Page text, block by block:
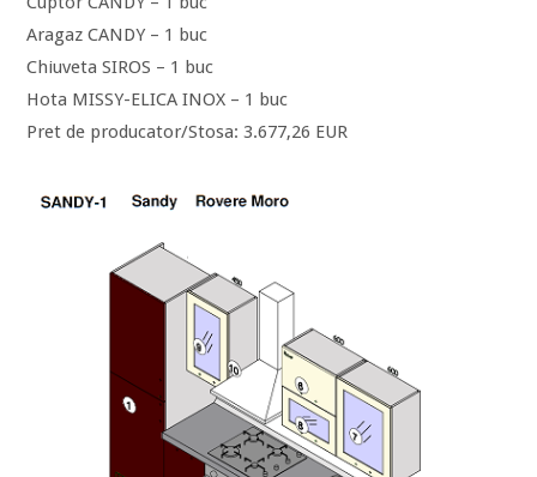
Aragaz CANDY – 1 buc
Chiuveta SIROS – 1 buc
Hota MISSY-ELICA INOX – 1 buc
Pret de producator/Stosa: 3.677,26 EUR